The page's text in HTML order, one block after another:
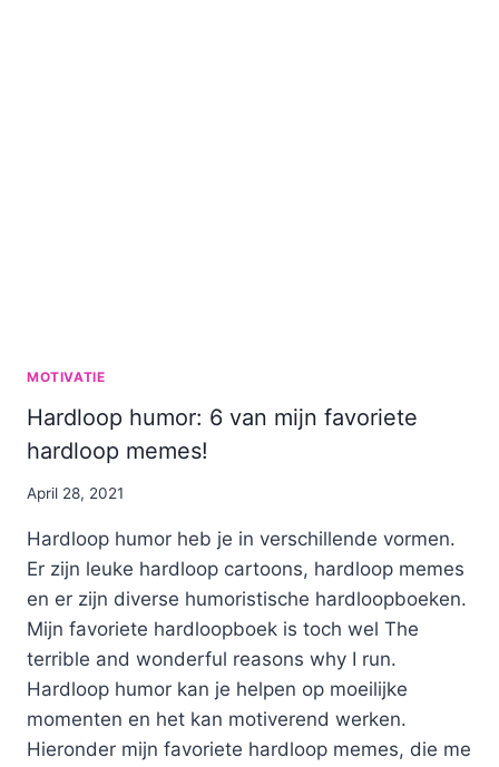
MOTIVATIE
Hardloop humor: 6 van mijn favoriete
hardloop memes!
By
April 28, 2021
Hardloop humor heb je in verschillende vormen.
Er zijn leuke hardloop cartoons, hardloop memes
en er zijn diverse humoristische hardloopboeken.
Mijn favoriete hardloopboek is toch wel The
terrible and wonderful reasons why I run.
Hardloop humor kan je helpen op moeilijke
momenten en het kan motiverend werken.
Hieronder mijn favoriete hardloop memes, die me